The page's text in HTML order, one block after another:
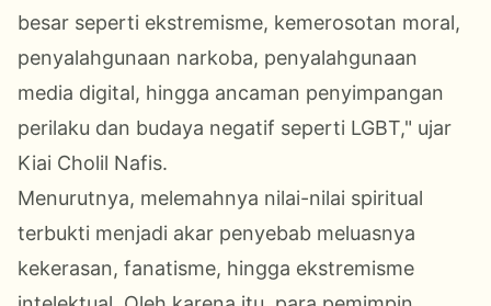
besar seperti ekstremisme, kemerosotan moral,
penyalahgunaan narkoba, penyalahgunaan
media digital, hingga ancaman penyimpangan
perilaku dan budaya negatif seperti LGBT," ujar
Kiai Cholil Nafis.
Menurutnya, melemahnya nilai-nilai spiritual
terbukti menjadi akar penyebab meluasnya
kekerasan, fanatisme, hingga ekstremisme